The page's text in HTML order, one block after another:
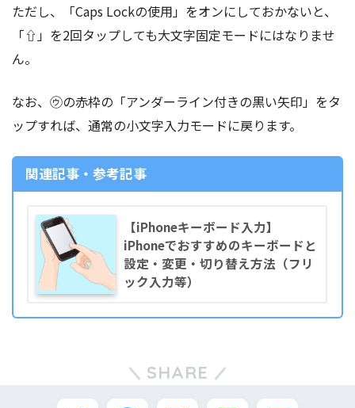
ただし、「Caps Lockの使用」をオンにしておかないと、
「⇧」を2回タップしても大文字固定モードにはなりませ
ん。
なお、㋒の赤枠の「アンダーライン付きの黒い矢印」をタ
ップすれば、通常の小文字入力モードに戻ります。
関連記事・参考記事
【iPhoneキーボード入力】
iPhoneでおすすめのキーボードと
設定・変更・切り替え方法（フリ
ック入力等）
SHARE